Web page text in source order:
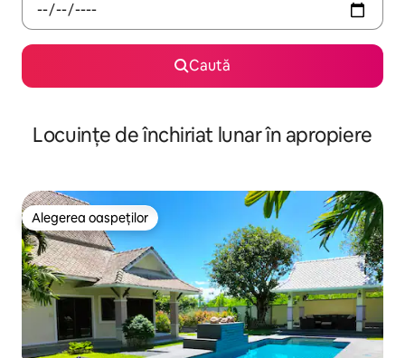
Caută
Locuințe de închiriat lunar în apropiere
Alegerea oaspeților
Alegerea oaspeților